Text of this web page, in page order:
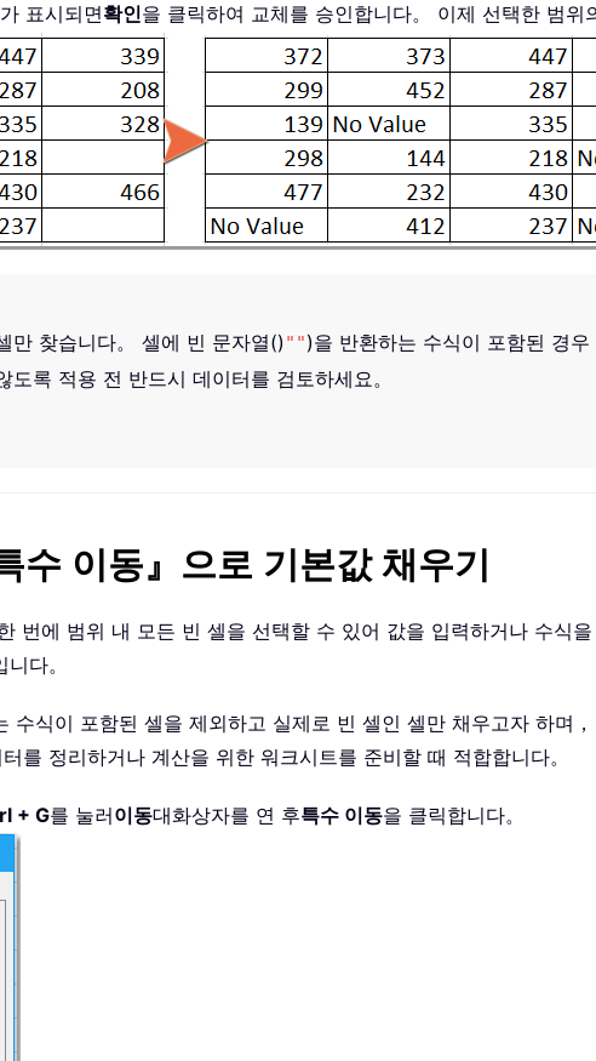
표시되면확인을 클릭하여 교체를 승인합니다。 이제 선택한 범위
만 찾습니다。 셀에 빈 문자열() "")을 반환하는 수식이 포함된 경
록 적용 전 반드시 데이터를 검토하세요。
수 이동』으로 기본값 채우기
번에 범위 내 모든 빈 셀을 선택할 수 있어 값을 입력하거나 수식
다。
수식이 포함된 셀을 제외하고 실제로 빈 셀인 셀만 채우고자 하며
를 정리하거나 계산을 위한 워크시트를 준비할 때 적합합니다。
+ G를 눌러이동대화상자를 연 후특수 이동을 클릭합니다。